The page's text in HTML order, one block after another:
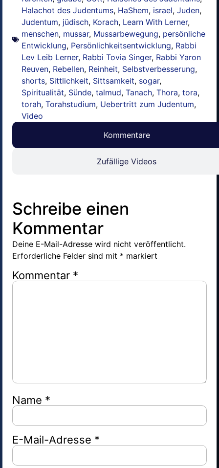
Halachot des Judentums, HaShem, israel, Juden,
Judentum, jüdisch, Korach, Learn With Lerner,
menschen, mussar, Mussarbewegung, persönliche
Entwicklung, Persönlichkeitsentwicklung, Rabbi
Lev Leib Lerner, Rabbi Tovia Singer, Rabbi Yaron
Reuven, Rebellen, Reinheit, Selbstverbesserung,
shorts, Sittlichkeit, Sittsamkeit, sogar,
Spiritualität, Sünde, talmud, Tanach, Thora, tora,
torah, Torahstudium, Uebertritt zum Judentum,
Video
Kommentare
Zufällige Videos
Schreibe einen
Kommentar
Deine E-Mail-Adresse wird nicht veröffentlicht.
Erforderliche Felder sind mit * markiert
Kommentar *
Name *
E-Mail-Adresse *